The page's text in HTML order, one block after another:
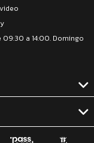
09:30 a 14:00. Domingo